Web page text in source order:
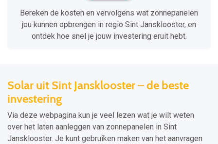
Bereken de kosten en vervolgens wat zonnepanelen
jou kunnen opbrengen in regio Sint Jansklooster, en
ontdek hoe snel je jouw investering eruit hebt.
Solar uit Sint Jansklooster – de beste
investering
Via deze webpagina kun je veel lezen wat je wilt weten
over het laten aanleggen van zonnepanelen in Sint
Jansklooster. Je kunt gebruiken maken van het aanvragen